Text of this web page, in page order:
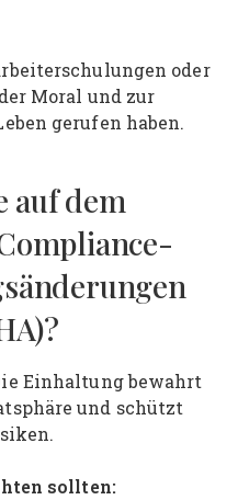
oder
Moral und zur
gerufen haben.
auf dem
Einhaltung bewahrt
und schützt
sollten: